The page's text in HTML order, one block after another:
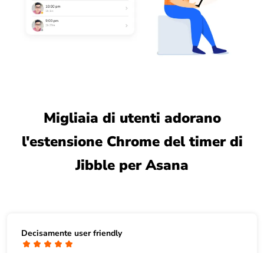
Migliaia di utenti adorano
l'estensione Chrome del timer di
Jibble per Asana
Decisamente user friendly